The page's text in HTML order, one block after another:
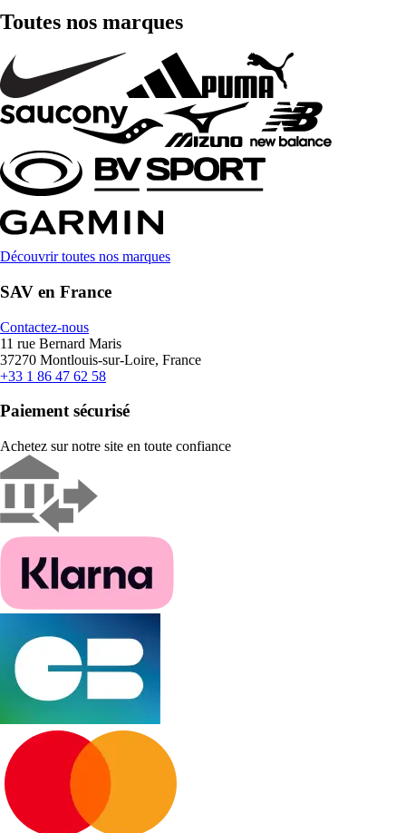
Toutes nos marques
Découvrir toutes nos marques
SAV en France
Contactez-nous
11 rue Bernard Maris
37270 Montlouis-sur-Loire, France
+33 1 86 47 62 58
Paiement sécurisé
Achetez sur notre site en toute confiance